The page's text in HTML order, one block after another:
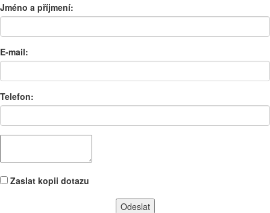
Jméno a příjmení:
E-mail:
Telefon:
Zaslat kopii dotazu